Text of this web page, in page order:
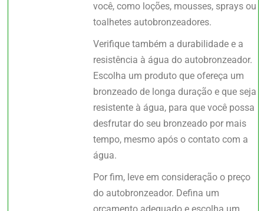
você, como loções, mousses, sprays ou
toalhetes autobronzeadores.
Verifique também a durabilidade e a
resistência à água do autobronzeador.
Escolha um produto que ofereça um
bronzeado de longa duração e que seja
resistente à água, para que você possa
desfrutar do seu bronzeado por mais
tempo, mesmo após o contato com a
água.
Por fim, leve em consideração o preço
do autobronzeador. Defina um